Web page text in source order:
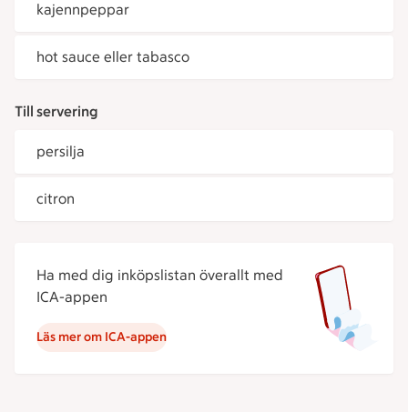
kajennpeppar
hot sauce eller tabasco
Till servering
persilja
citron
Ha med dig inköpslistan överallt med
ICA-appen
Läs mer om ICA-appen